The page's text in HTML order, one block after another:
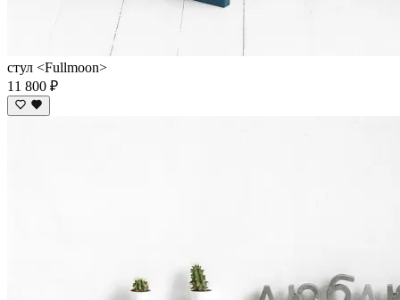
стул <Fullmoon>
11 800 ₽